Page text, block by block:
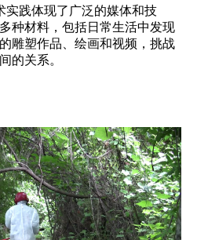
实践体现了广泛的媒体和技
种材料，包括日常生活中发现
雕塑作品、绘画和视频，挑战
的关系。